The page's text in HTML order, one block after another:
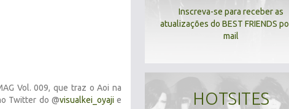
Vol. 009, que traz o Aoi na
Twitter do @visualkei_oyaji e
Inscreva-se para receber as
atualizações do BEST FRIENDS
mail
HOTSITES